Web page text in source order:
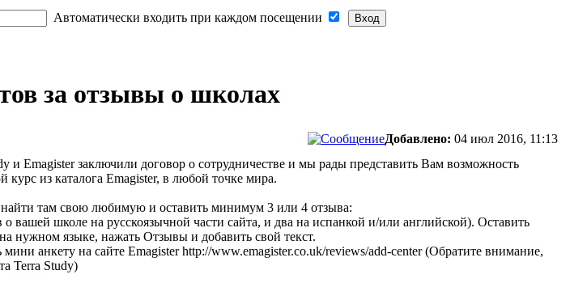
Автоматически входить при каждом посещении
за отзывы о школах
Добавлено: 04 июл 2016, 11:13
Emagister заключили договор о сотрудничестве и мы рады представить Вам возможность
из каталога Emagister, в любой точке мира.
там свою любимую и оставить минимум 3 или 4 отзыва:
о вашей школе на русскоязычной части сайта, и два на испанкой и/или английской). Оставить
нужном языке, нажать Отзывы и добавить свой текст.
мини анкету на сайте Emagisterhttp://www.emagister.co.uk/reviews/add-center(Обратите внимание,
Terra Study)